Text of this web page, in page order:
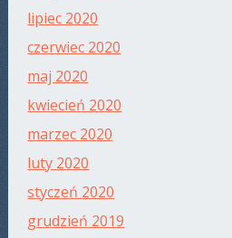
lipiec 2020
czerwiec 2020
maj 2020
kwiecień 2020
marzec 2020
luty 2020
styczeń 2020
grudzień 2019